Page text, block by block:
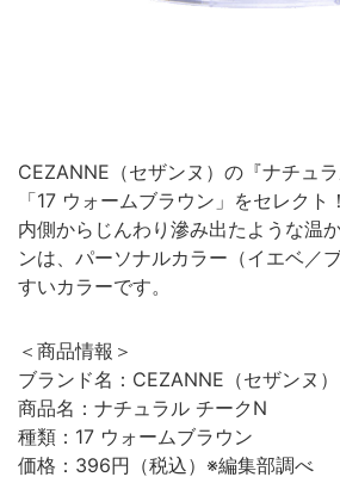
CEZANNE（セザンヌ）の『ナチュ
「17 ウォームブラウン」をセレクト！
内側からじんわり滲み出たような温
ンは、パーソナルカラー（イエベ／
すいカラーです。
＜商品情報＞
ブランド名：CEZANNE（セザンヌ）
商品名：ナチュラル チークN
種類：17 ウォームブラウン
価格：396円（税込）※編集部調べ